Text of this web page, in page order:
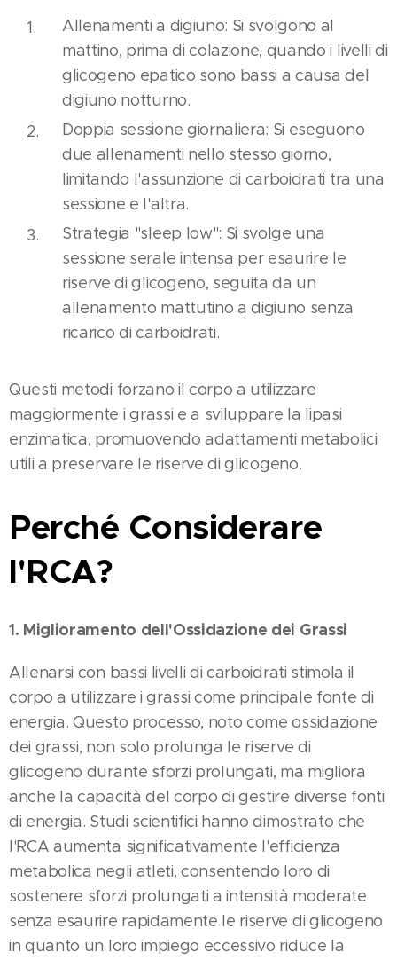
Allenamenti a digiuno: Si svolgono al
mattino, prima di colazione, quando i livelli di
glicogeno epatico sono bassi a causa del
digiuno notturno.
Doppia sessione giornaliera: Si eseguono
due allenamenti nello stesso giorno,
limitando l'assunzione di carboidrati tra una
sessione e l'altra.
Strategia "sleep low": Si svolge una
sessione serale intensa per esaurire le
riserve di glicogeno, seguita da un
allenamento mattutino a digiuno senza
ricarico di carboidrati.
Questi metodi forzano il corpo a utilizzare
maggiormente i grassi e a sviluppare la lipasi
enzimatica, promuovendo adattamenti metabolici
utili a preservare le riserve di glicogeno.
Perché Considerare
l'RCA?
1. Miglioramento dell'Ossidazione dei Grassi
Allenarsi con bassi livelli di carboidrati stimola il
corpo a utilizzare i grassi come principale fonte di
energia. Questo processo, noto come ossidazione
dei grassi, non solo prolunga le riserve di
glicogeno durante sforzi prolungati, ma migliora
anche la capacità del corpo di gestire diverse fonti
di energia. Studi scientifici hanno dimostrato che
l'RCA aumenta significativamente l'efficienza
metabolica negli atleti, consentendo loro di
sostenere sforzi prolungati a intensità moderate
senza esaurire rapidamente le riserve di glicogeno
in quanto un loro impiego eccessivo riduce la